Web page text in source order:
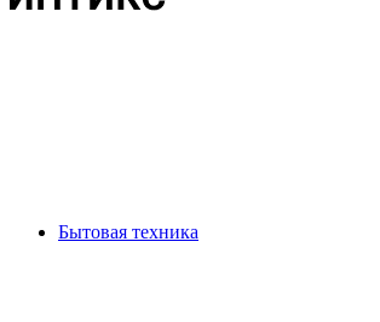
Бытовая техника